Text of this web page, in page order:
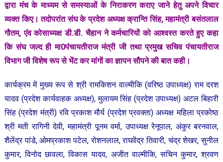
द्वारा मंच के माध्यम से समस्याओं के निराकरण कराए जाने हेतु अपने विचार
व्यक्त किए। तदोपरांत संघ के प्रदेश अध्यक्ष क्रान्ति सिंह, महामंत्री बसंतलाल
गौतम, एंव कोसाध्यक्ष डी.डी. चैहान ने कर्मचारियों को आश्वस्त करते हुए कहा
कि संघ जल्द ही मा0पंचायतीराज मंत्री जी तथा प्रमुख सचिव पंचायतीराज
विभाग जी विशेष रूप से भेंट कर मांगों का ज्ञापन सौपने की बात कही।
कार्यक्रम में मुख्य रूप से श्री रामकिशन वाल्मीकि (वरिष्ठ उपाध्यक्ष) राम दरश
यादव (प्रदेश कार्यवाहक अध्यक्ष), मुलायम सिंह (प्रदेश उपाध्यक्ष) अटल बिहारी
सिंह (प्रदेश मंत्री) रवि प्रकाश मौर्य (प्रदेश प्रवक्ता) अध्यक्ष महिला प्रकोष्ठ
श्री मती रागिनी देवी, महामंत्री पूनम वर्मा, उपाध्यक्ष रेनूपाल, अंकुर बरनवाल,
शैलेंद्र पांडे, ओमप्रकाश पटेल, रोशनलाल, राघवेंद्र तिवारी, चंद्र शेखर, सुनील
कुमार, विनोद छावला, विकास यादव, अजीत वाल्मीकि, सचिन कुमार, श्रवण